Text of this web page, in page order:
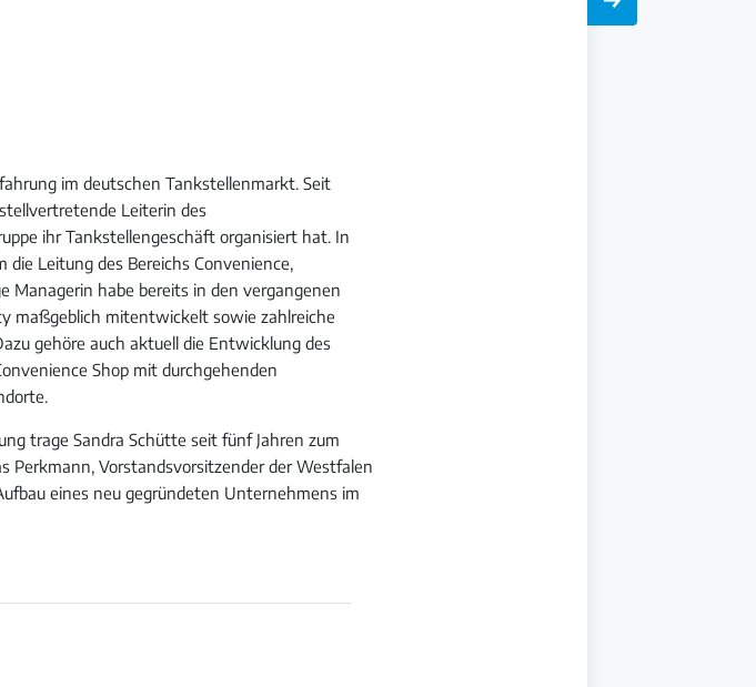
im deutschen Tankstellenmarkt. Seit
Leiterin des
ihr Tankstellengeschäft organisiert hat. In
Leitung des Bereichs Convenience,
Managerin habe bereits in den vergangenen
maßgeblich mitentwickelt sowie zahlreiche
gehöre auch aktuell die Entwicklung des
Shop mit durchgehenden
trage Sandra Schütte seit fünf Jahren zum
Perkmann, Vorstandsvorsitzender der Westfalen
eines neu gegründeten Unternehmens im